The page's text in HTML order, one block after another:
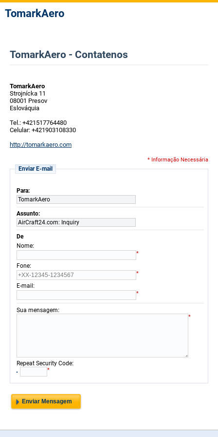
TomarkAero
TomarkAero - Contatenos
TomarkAero
Strojnícka 11
08001 Presov
Eslováquia
Tel.: +421517764480
Celular: +421903108330
http://tomarkaero.com
* Informação Necessária
Enviar E-mail
Para:
TomarkAero
Assunto:
AirCraft24.com: Inquiry
De
Nome:
*
Fone:
*
E-mail :
*
Sua mensagem:
*
Repeat Security Code:
*